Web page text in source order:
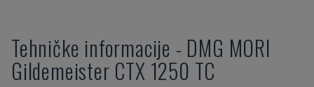
Tehničke informacije - DMG MORI
Gildemeister CTX 1250 TC